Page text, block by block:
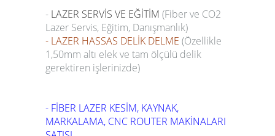
- LAZER SERVİS VE EĞİTİM (Fiber ve CO2
Lazer Servis, Eğitim, Danışmanlık)
- LAZER HASSAS DELİK DELME (Özellikle
1,50mm altı elek ve tam ölçülü delik
gerektiren işlerinizde)
- FİBER LAZER KESİM, KAYNAK,
MARKALAMA, CNC ROUTER MAKİNALARI